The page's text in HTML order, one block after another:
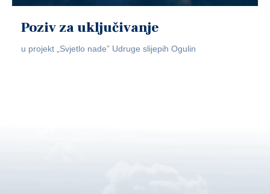
Poziv za uključivanje
u projekt „Svjetlo nade” Udruge slijepih Ogulin